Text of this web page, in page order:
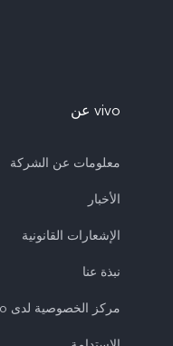
vivo عن
معلومات عن الشركة
الأخبار
الإشعارات القانونية
نبذة عنا
مركز الخصوصية لدى vivo